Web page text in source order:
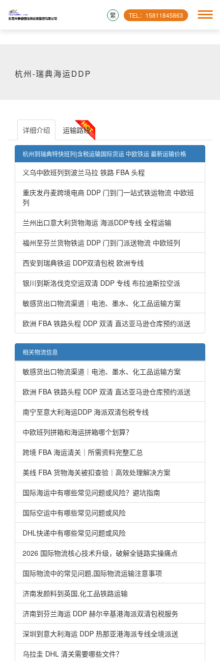
TEL：15811845863
繁
杭州-瑞典海运DDP
详细介绍 运输路线
杭州到瑞典特快班列|含税运输国际货运 中欧铁运 最新运输价格
义乌中欧班列到波兰马拉 铁路 FBA 头程
重庆发丹麦跨境电商 DDP 门到门一站式铁运物流 中欧班
列
兰州出口意大利货物海运 海派DDP专线 全程运输
福州至芬兰货物铁运 DDP 门到门派送物流 中欧班列
西安到瑞典铁运 DDP双清包税 欧洲专线
银川到斯洛伐克空运双清 DDP 专线 布拉迪斯拉空派
敏感货出口物流渠道｜电池、墨水、化工品运输方案
欧洲 FBA 铁路头程 DDP 双清 直达亚马逊仓库预约派送
相关物流信息
敏感货出口物流渠道｜电池、墨水、化工品运输方案
欧洲 FBA 铁路头程 DDP 双清 直达亚马逊仓库预约派送
南宁至意大利海运DDP 海派双清包税专线
中欧班列拼箱和海运拼箱哪个划算？
跨境 FBA 海运清关｜所需资料完整汇总
美线 FBA 货物海关被扣查验｜高效处理解决方案
国际海运中有哪些常见问题或风险？避坑指南
国际空运中有哪些常见问题或风险
DHL快递中有哪些常见问题或风险
2026 国际物流核心技术升级，破解全链路实操痛点
国际物流中的常见问题,国际物流运输注意事项
济南发颜料到英国,化工品铁路运输
济南到芬兰海运 DDP 赫尔辛基港海派双清包税服务
深圳到意大利海运 DDP 热那亚港海派专线全境派送
乌拉圭 DHL 清关需要哪些文件？